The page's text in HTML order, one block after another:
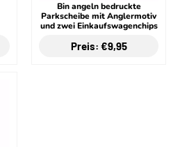
Bin angeln bedruckte
Parkscheibe mit Anglermotiv
und zwei Einkaufswagenchips
Preis: €9,95